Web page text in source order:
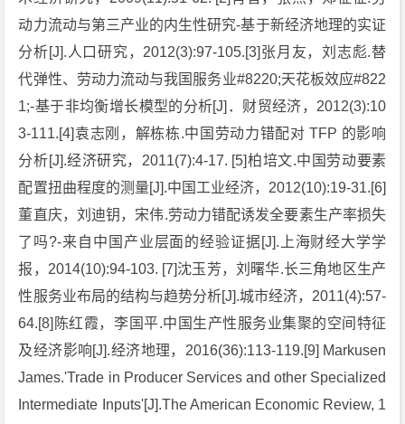
动力流动与第三产业的内生性研究-基于新经济地理的实证
分析[J].人口研究，2012(3):97-105.[3]张月友，刘志彪.替
代弹性、劳动力流动与我国服务业#8220;天花板效应#822
1;-基于非均衡增长模型的分析[J]．财贸经济，2012(3):10
3-111.[4]袁志刚，解栋栋.中国劳动力错配对 TFP 的影响
分析[J].经济研究，2011(7):4-17. [5]柏培文.中国劳动要素
配置扭曲程度的测量[J].中国工业经济，2012(10):19-31.[6]
董直庆，刘迪钥，宋伟.劳动力错配诱发全要素生产率损失
了吗?-来自中国产业层面的经验证据[J].上海财经大学学
报，2014(10):94-103. [7]沈玉芳，刘曙华.长三角地区生产
性服务业布局的结构与趋势分析[J].城市经济，2011(4):57-
64.[8]陈红霞，李国平.中国生产性服务业集聚的空间特征
及经济影响[J].经济地理，2016(36):113-119.[9] Markusen
James.'Trade in Producer Services and other Specialized
Intermediate Inputs'[J].The American Economic Review, 1